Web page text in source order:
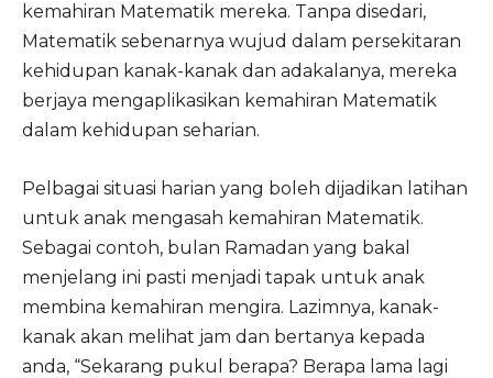
kemahiran Matematik mereka. Tanpa disedari,
Matematik sebenarnya wujud dalam persekitaran
kehidupan kanak-kanak dan adakalanya, mereka
berjaya mengaplikasikan kemahiran Matematik
dalam kehidupan seharian.
Pelbagai situasi harian yang boleh dijadikan latihan
untuk anak mengasah kemahiran Matematik.
Sebagai contoh, bulan Ramadan yang bakal
menjelang ini pasti menjadi tapak untuk anak
membina kemahiran mengira. Lazimnya, kanak-
kanak akan melihat jam dan bertanya kepada
anda, “Sekarang pukul berapa? Berapa lama lagi